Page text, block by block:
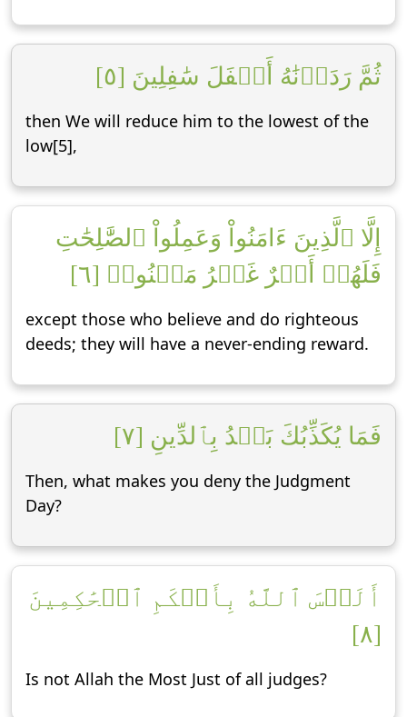
ثُمَّ رَدَدۡنَٰهُ أَسۡفَلَ سَٰفِلِينَ [٥]
then We will reduce him to the lowest of the
low[5],
إِلَّا ٱلَّذِينَ ءَامَنُواْ وَعَمِلُواْ ٱلصَّٰلِحَٰتِ
فَلَهُمۡ أَجۡرٌ غَيۡرُ مَمۡنُونٖ [٦]
except those who believe and do righteous
deeds; they will have a never-ending reward.
فَمَا يُكَذِّبُكَ بَعۡدُ بِٱلدِّينِ [٧]
Then, what makes you deny the Judgment
Day?
أَلَيۡسَ ٱللَّهُ بِأَحۡكَمِ ٱلۡحَٰكِمِينَ
[٨]
Is not Allah the Most Just of all judges?